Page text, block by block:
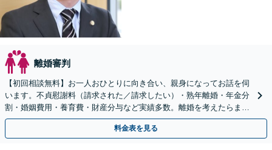
離婚審判
【初回相談無料】お一人おひとりに向き合い、親身になってお話を伺
います。不貞慰謝料（請求された／請求したい）・熟年離婚・年金分
割・婚姻費用・養育費・財産分与など実績多数。離婚を考えたらまず
は弁護士にご相談ください。【川崎駅徒歩1分】
料金表を見る